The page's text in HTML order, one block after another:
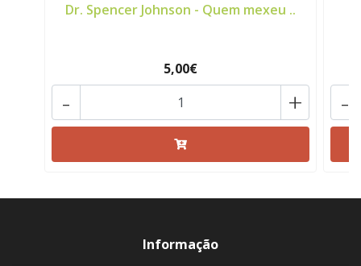
Dr. Spencer Johnson - Quem mexeu ..
5,00€
+
- -
Informação